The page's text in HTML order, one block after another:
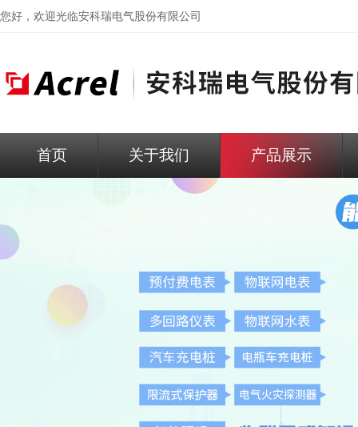
您好，欢迎光临安科瑞电气股份有限公司
首页 关于我们 产品展示